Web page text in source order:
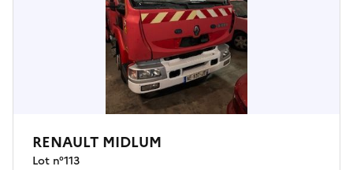
RENAULT MIDLUM
Lot n°113